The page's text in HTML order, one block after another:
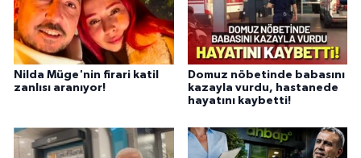
Nilda Müge'nin firari katil
zanlısı aranıyor!
Domuz nöbetinde babasını
kazayla vurdu, hastanede
hayatını kaybetti!